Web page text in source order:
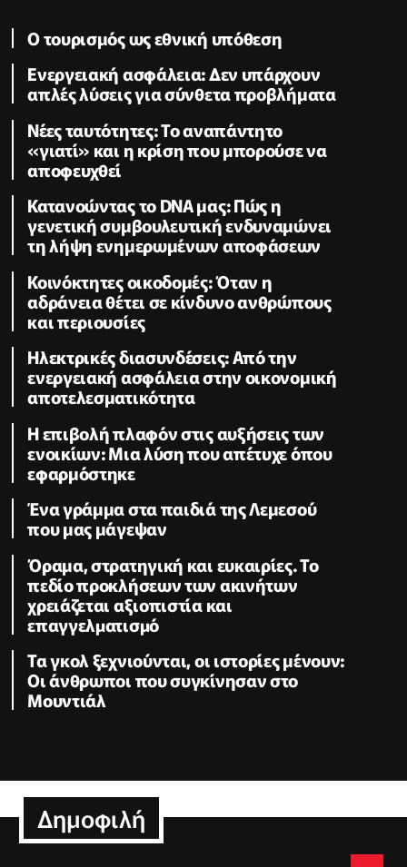
Ο τουρισμός ως εθνική υπόθεση
Ενεργειακή ασφάλεια: Δεν υπάρχουν
απλές λύσεις για σύνθετα προβλήματα
Νέες ταυτότητες: Το αναπάντητο
«γιατί» και η κρίση που μπορούσε να
αποφευχθεί
Κατανοώντας το DNA μας: Πώς η
γενετική συμβουλευτική ενδυναμώνει
τη λήψη ενημερωμένων αποφάσεων
Κοινόκτητες οικοδομές: Όταν η
αδράνεια θέτει σε κίνδυνο ανθρώπους
και περιουσίες
Ηλεκτρικές διασυνδέσεις: Από την
ενεργειακή ασφάλεια στην οικονομική
αποτελεσματικότητα
Η επιβολή πλαφόν στις αυξήσεις των
ενοικίων: Μια λύση που απέτυχε όπου
εφαρμόστηκε
Ένα γράμμα στα παιδιά της Λεμεσού
που μας μάγεψαν
Όραμα, στρατηγική και ευκαιρίες. Το
πεδίο προκλήσεων των ακινήτων
χρειάζεται αξιοπιστία και
επαγγελµατισµό
Τα γκολ ξεχνιούνται, οι ιστορίες μένουν:
Οι άνθρωποι που συγκίνησαν στο
Μουντιάλ
Δημοφιλή